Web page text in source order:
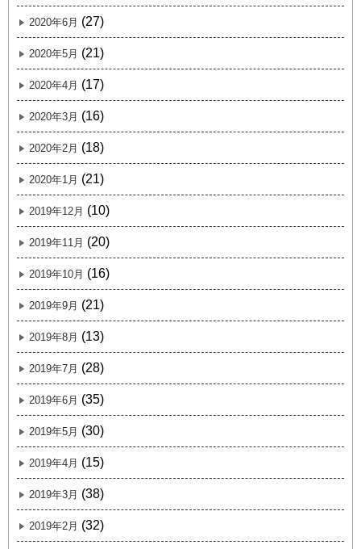
2020年6月 (27)
2020年5月 (21)
2020年4月 (17)
2020年3月 (16)
2020年2月 (18)
2020年1月 (21)
2019年12月 (10)
2019年11月 (20)
2019年10月 (16)
2019年9月 (21)
2019年8月 (13)
2019年7月 (28)
2019年6月 (35)
2019年5月 (30)
2019年4月 (15)
2019年3月 (38)
2019年2月 (32)